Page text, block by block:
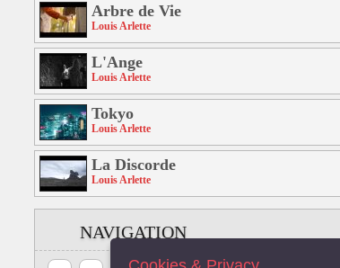
Arbre de Vie
Louis Arlette
L'Ange
Louis Arlette
Tokyo
Louis Arlette
La Discorde
Louis Arlette
NAVIGATION